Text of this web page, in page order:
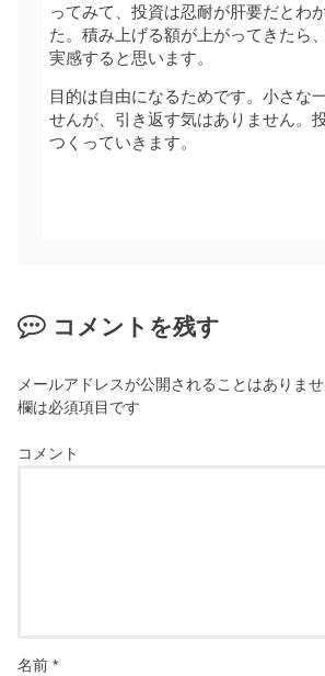
ってみて、投資は忍耐が肝要だとわ
た。積み上げる額が上がってきたら
実感すると思います。
目的は自由になるためです。小さな
せんが、引き返す気はありません。
つくっていきます。
コメントを残す
メールアドレスが公開されることはありませ
欄は必須項目です
コメント
名前*